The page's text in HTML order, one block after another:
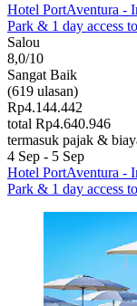
Hotel PortAventura -
Park & 1 day access
Salou
8,0/10
Sangat Baik
(619 ulasan)
Rp4.144.442
total Rp4.640.946
termasuk pajak &
4 Sep - 5 Sep
Hotel PortAventura -
Park & 1 day access